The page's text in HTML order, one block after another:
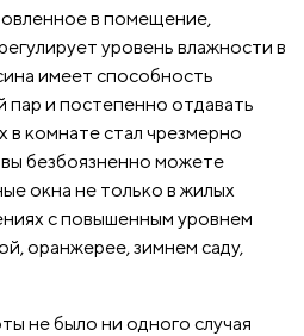
в помещение,
уровень влажности в
имеет способность
пар и постепенно отдавать
в комнате стал чрезмерно
безбоязненно можете
окна не только в жилых
с повышенным уровнем
оранжерее, зимнем саду,
не было ни одного случая